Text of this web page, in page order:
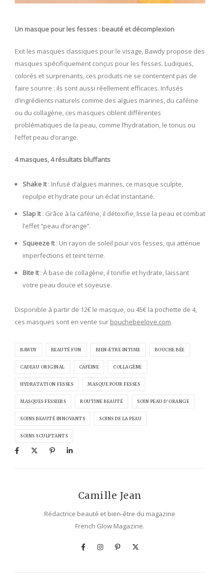
Un masque pour les fesses : beauté et décomplexion
Exit les masques classiques pour le visage, Bawdy propose des
masques spécifiquement conçus pour les fesses. Ludiques,
colorés et surprenants, ces produits ne se contentent pas de
faire sourire : ils sont aussi réellement efficaces. Infusés
d’ingrédients naturels comme des algues marines, du caféine
ou du collagène, ces masques ciblent différentes
problématiques de la peau, comme l’hydratation, le tonus ou
l’effet peau d’orange.
4 masques, 4 résultats bluffants
Shake It: Infusé d’algues marines, ce masque sculpte,
repulpe et hydrate pour un éclat instantané.
Slap It: Grâce à la caféine, il détoxifie, lisse la peau et combat
l’effet “peau d’orange”.
Squeeze It: Un rayon de soleil pour vos fesses, qui atténue
imperfections et teint terne.
Bite It: À base de collagène, il tonifie et hydrate, laissant
votre peau douce et soyeuse.
Disponible à partir de 12€ le masque, ou 45€ la pochette de 4,
ces masques sont en vente sur bouchebeelove.com.
BAWDY BEAUTÉ FUN BIEN-ÊTRE INTIME BOUCHE BÉE
CADEAU ORIGINAL CAFÉINE COLLAGÈNE
HYDRATATION FESSES MASQUE POUR FESSES
MASQUES FESSIERS ROUTINE BEAUTÉ SOIN PEAU D'ORANGE
SOINS BEAUTÉ INNOVANTS SOINS DE LA PEAU
SOINS SCULPTANTS
Camille Jean
Rédactrice beauté et bien-être du magazine
French Glow Magazine.